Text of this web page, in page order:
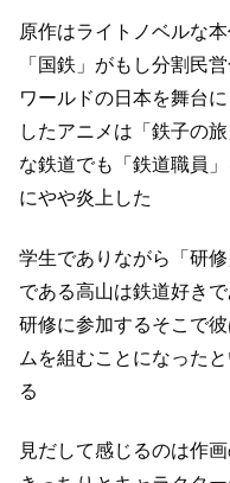
原作はライトノベルな本
「国鉄」がもし分割民
ワールドの日本を舞台
したアニメは「鉄子の旅
な鉄道でも「鉄道職員」
にやや炎上した
学生でありながら「研
である高山は鉄道好き
研修に参加するそこで
ムを組むことになった
る
見だして感じるのは作画